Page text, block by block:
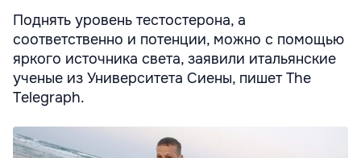
Поднять уровень тестостерона, а
соответственно и потенции, можно с помощью
яркого источника света, заявили итальянские
ученые из Университета Сиены, пишет The
Telegraph.